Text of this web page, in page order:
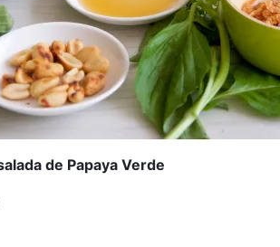
de Papaya Verde